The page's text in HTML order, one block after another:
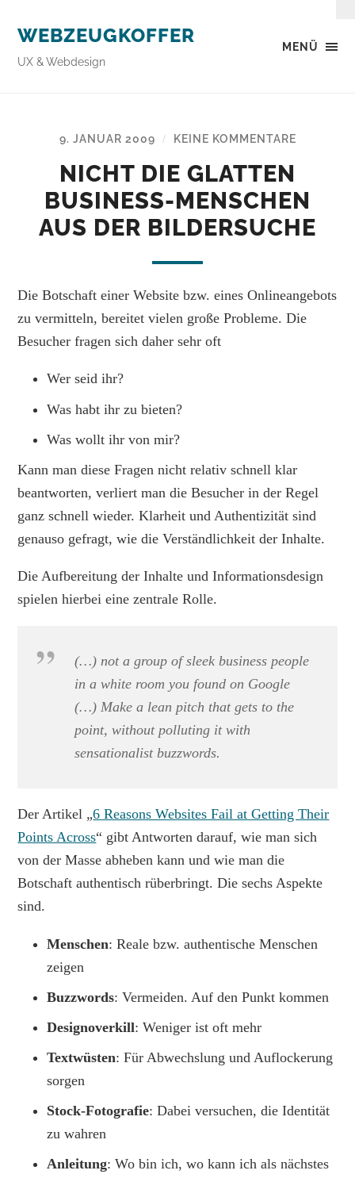
MENÜ
WEBZEUGKOFFER
UX & Webdesign
9. JANUAR 2009 / KEINE KOMMENTARE
NICHT DIE GLATTEN
BUSINESS-MENSCHEN
AUS DER BILDERSUCHE
Die Botschaft einer Website bzw. eines Onlineangebots
zu vermitteln, bereitet vielen große Probleme. Die
Besucher fragen sich daher sehr oft
Wer seid ihr?
Was habt ihr zu bieten?
Was wollt ihr von mir?
Kann man diese Fragen nicht relativ schnell klar
beantworten, verliert man die Besucher in der Regel
ganz schnell wieder. Klarheit und Authentizität sind
genauso gefragt, wie die Verständlichkeit der Inhalte.
Die Aufbereitung der Inhalte und Informationsdesign
spielen hierbei eine zentrale Rolle.
(…) not a group of sleek business people
in a white room you found on Google
(…) Make a lean pitch that gets to the
point, without polluting it with
sensationalist buzzwords.
Der Artikel „6 Reasons Websites Fail at Getting Their
Points Across“ gibt Antworten darauf, wie man sich
von der Masse abheben kann und wie man die
Botschaft authentisch rüberbringt. Die sechs Aspekte
sind.
Menschen: Reale bzw. authentische Menschen
zeigen
Buzzwords: Vermeiden. Auf den Punkt kommen
Designoverkill: Weniger ist oft mehr
Textwüsten: Für Abwechslung und Auflockerung
sorgen
Stock-Fotografie: Dabei versuchen, die Identität
zu wahren
Anleitung: Wo bin ich, wo kann ich als nächstes